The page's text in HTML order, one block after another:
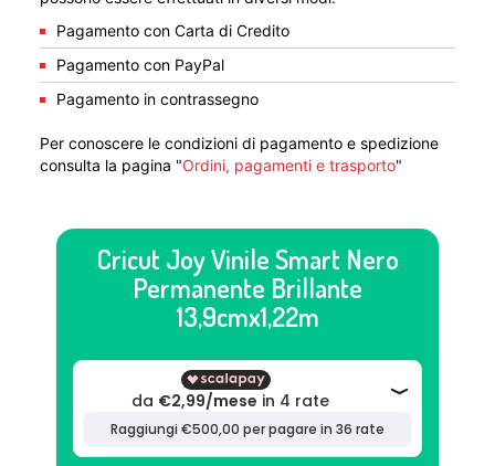
Pagamento con Carta di Credito
Pagamento con PayPal
Pagamento in contrassegno
Per conoscere le condizioni di pagamento e spedizione
consulta la pagina "Ordini, pagamenti e trasporto"
Cricut Joy Vinile Smart Nero
Permanente Brillante
13,9cmx1,22m